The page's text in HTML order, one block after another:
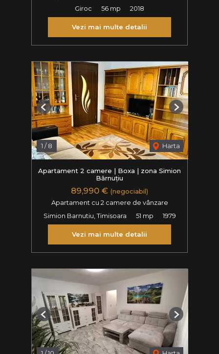
Giroc
56 mp 2018
Vezi mai multe detalii
1 /8 Harta
Previous Next
Apartament 2 camere | Boxa | zona Simion
Bărnuțiu
89,990 € (negociabil)
Apartament cu 2 camere de vânzare
Simion Barnutiu, Timisoara
51 mp 1979
Vezi mai multe detalii
Previous Next